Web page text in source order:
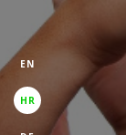
EN
HR